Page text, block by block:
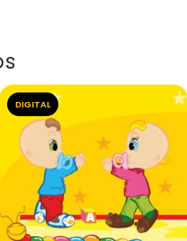
DIGITAL